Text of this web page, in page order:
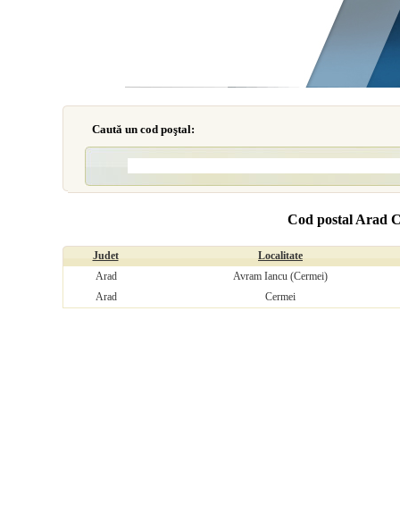
Caută un cod poştal:
Cod postal Arad
Judet
Localitate
Arad
Avram Iancu (Cermei)
Arad
Cermei